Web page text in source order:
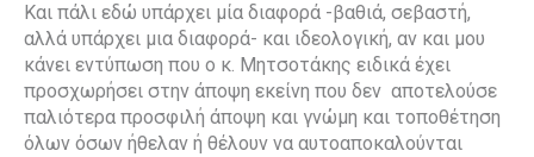
Και πάλι εδώ υπάρχει μία διαφορά -βαθιά, σεβαστή,
αλλά υπάρχει μια διαφορά- και ιδεολογική, αν και μου
κάνει εντύπωση που ο κ. Μητσοτάκης ειδικά έχει
προσχωρήσει στην άποψη εκείνη που δεν αποτελούσε
παλιότερα προσφιλή άποψη και γνώμη και τοποθέτηση
όλων όσων ήθελαν ή θέλουν να αυτοαποκαλούνται